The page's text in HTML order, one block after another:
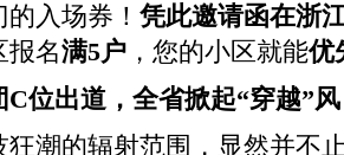
入场券！ 凭此邀请函在浙
报名满5户 ，您的小区就能优
C位出道，全省掀起“穿越”风
的辐射范围，显然并不